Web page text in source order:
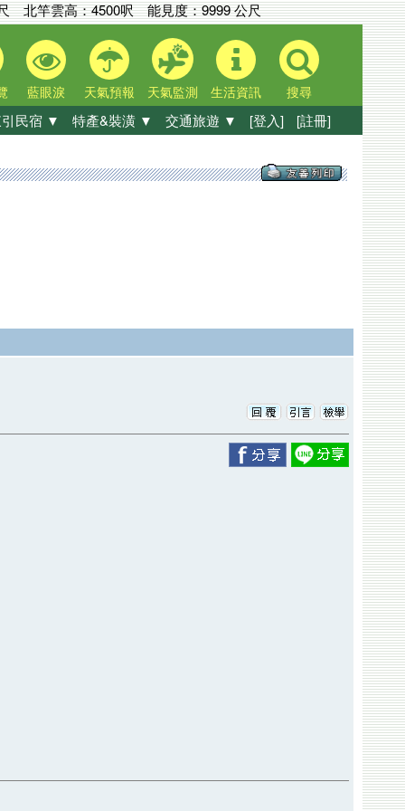
北竿雲高：4500呎能見度：9999 公尺
藍眼淚 天氣預報 天氣監測 生活資訊 搜尋
民宿 ▼ 特產&裝潢 ▼ 交通旅遊 ▼ [登入] [註冊]